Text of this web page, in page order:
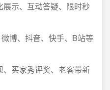
示、互动答疑、限时秒
博、抖音、快手、B站等
买家秀评奖、老客带新